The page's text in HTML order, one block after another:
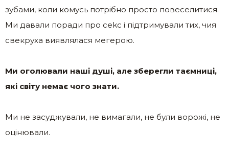
зубами, коли комусь потрібно просто повеселитися.
Ми давали поради про сеkс і підтримували тих, чия
свекруха виявлялася мегерою.
Ми оголювали наші душі, але зберегли таємниці,
які світу немає чого знати.
Ми не засуджували, не вимагали, не були ворожі, не
оцінювали.